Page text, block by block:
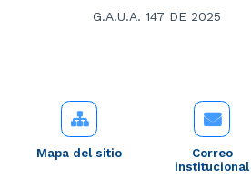
G.A.U.A. 147 DE 2025
Mapa del sitio
Correo
institucional